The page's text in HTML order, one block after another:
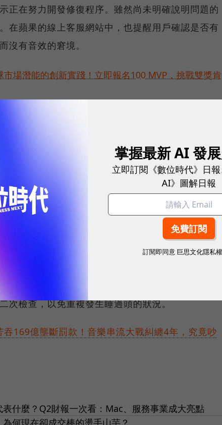
正在努力開發修復程序。雖然尚未明確說明問題的
在蘋果的線上客服網站中，也提醒用戶確認是否有
沒有音效的窘境。
場潛能的創新實踐！立即報名100 MVP，挑戰雙獎肯
UK立刻在TikTok上開起了玩笑，透過影片指出
此嘲諷蘋果的鬧鐘問題，跟著風向宣傳自家品牌
戶可暫時回歸使用傳統的機械鬧鐘，若選擇照常使
次檢查，以免重複發生睡過頭的狀況。
169億壟斷罰款！音樂串流大戰糾纏4年，究竟吵
什麼？Q2財報一次看：Mac、服務事業成大亮點
掌握最新 AI 發
立即訂閱《數位時代》日
AI》圖解日報
訂閱即同意 巨思文化隱私